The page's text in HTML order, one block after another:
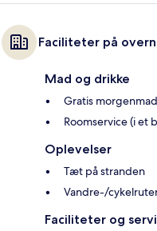
Faciliteter på
Mad og drikke
Gratis
Roomservice (i et
Oplevelser
Tæt på stranden
Vandre-/
Faciliteter og